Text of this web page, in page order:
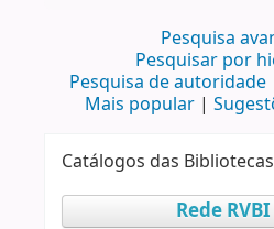
Pesquisa
Pesquisar por
Pesquisa de autoridade
Mais popular
Catálogos das
Rede RVBI